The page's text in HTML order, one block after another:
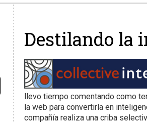
Destilando la
llevo tiempo comentando como
la web para convertirla en
compañía realiza una criba